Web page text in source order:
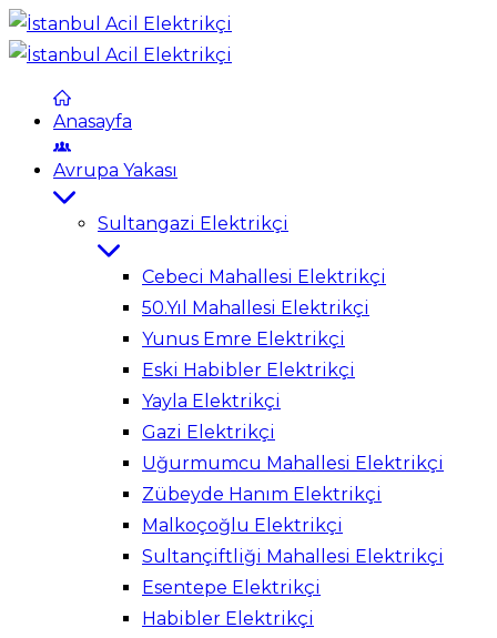
Anasayfa
Avrupa Yakası
Sultangazi Elektrikçi
Cebeci Mahallesi Elektrikçi
50.Yıl Mahallesi Elektrikçi
Yunus Emre Elektrikçi
Eski Habibler Elektrikçi
Yayla Elektrikçi
Gazi Elektrikçi
Uğurmumcu Mahallesi Elektrikçi
Zübeyde Hanım Elektrikçi
Malkoçoğlu Elektrikçi
Sultançiftliği Mahallesi Elektrikçi
Esentepe Elektrikçi
Habibler Elektrikçi